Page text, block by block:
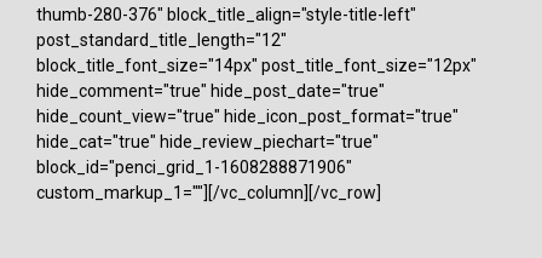
thumb-280-376" block_title_align="style-title-left"
post_standard_title_length="12"
block_title_font_size="14px" post_title_font_size="12px"
hide_comment="true" hide_post_date="true"
hide_count_view="true" hide_icon_post_format="true"
hide_cat="true" hide_review_piechart="true"
block_id="penci_grid_1-1608288871906"
custom_markup_1=""][/vc_column][/vc_row]